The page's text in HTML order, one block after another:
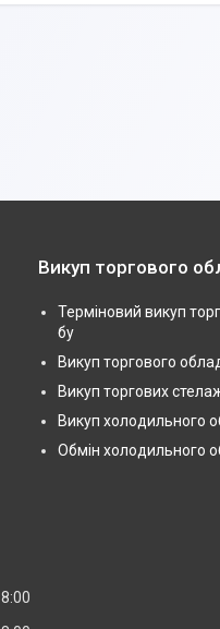
Викуп торгового
Терміновий викуп
бу
Викуп торгового
Викуп торгових
Викуп холодильного
Обмін холодильного